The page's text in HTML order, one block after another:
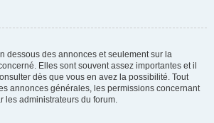
dessous des annonces et seulement sur la
Elles sont souvent assez importantes et il
dès que vous en avez la possibilité. Tout
annonces générales, les permissions concernant
les administrateurs du forum.